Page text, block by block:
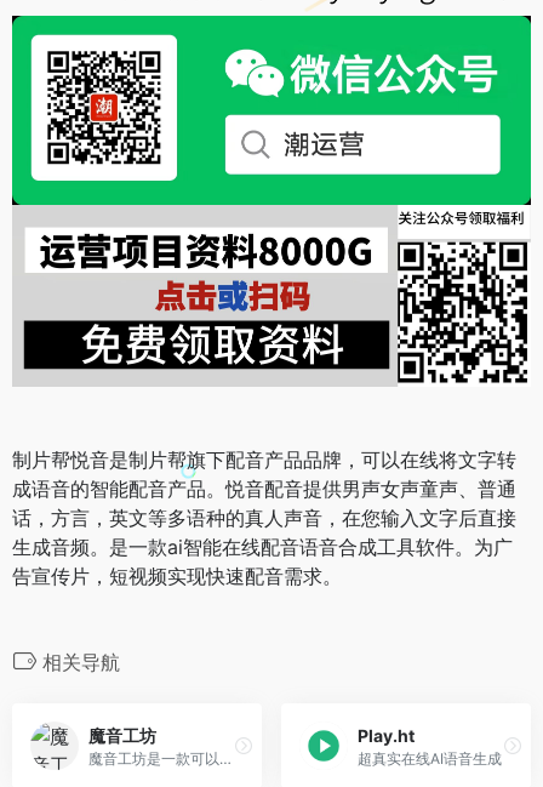
制片帮悦音是制片帮旗下配音产品品牌，可以在线将文字转
成语音的智能配音产品。悦音配音提供男声女声童声、普通
话，方言，英文等多语种的真人声音，在您输入文字后直接
生成音频。是一款ai智能在线配音语音合成工具软件。为广
告宣传片，短视频实现快速配音需求。
相关导航
魔音工坊
魔音工坊是一款可以在线将文字转成语音的智能配音产品。提供不同性别、不同口音的真人声音，在你输入文字后直接配音。你可快速对短视频等需要配音的内容进行配音。是一款功能强大AI语音合成神器。
Play.ht
超真实在线AI语音生成